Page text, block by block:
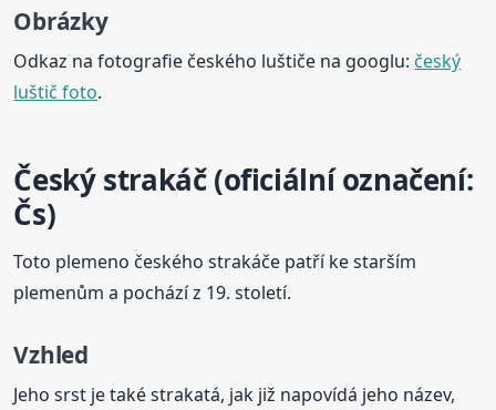
Obrázky
Odkaz na fotografie českého luštiče na googlu: český
luštič foto.
Český strakáč (oficiální označení:
Čs)
Toto plemeno českého strakáče patří ke starším
plemenům a pochází z 19. století.
Vzhled
Jeho srst je také strakatá, jak již napovídá jeho název,